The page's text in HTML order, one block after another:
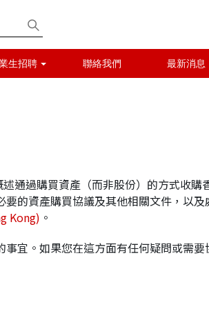
生招聘 聯絡我們 最新消息
通過購買資產（而非股份）的方式收購
的資產購買協議及其他相關文件，以
Kong) 。
宜。如果您在這方面有任何疑問或需